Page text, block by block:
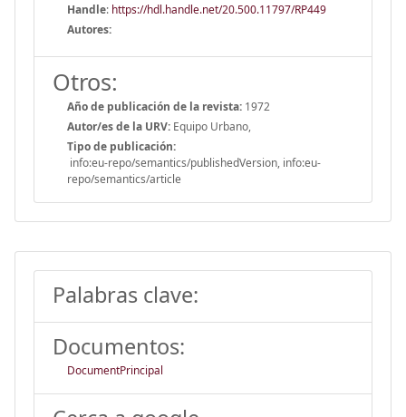
Handle: https://hdl.handle.net/20.500.11797/RP449
Autores:
Otros:
Año de publicación de la revista: 1972
Autor/es de la URV: Equipo Urbano,
Tipo de publicación:
info:eu-repo/semantics/publishedVersion, info:eu-
repo/semantics/article
Palabras clave:
Documentos:
DocumentPrincipal